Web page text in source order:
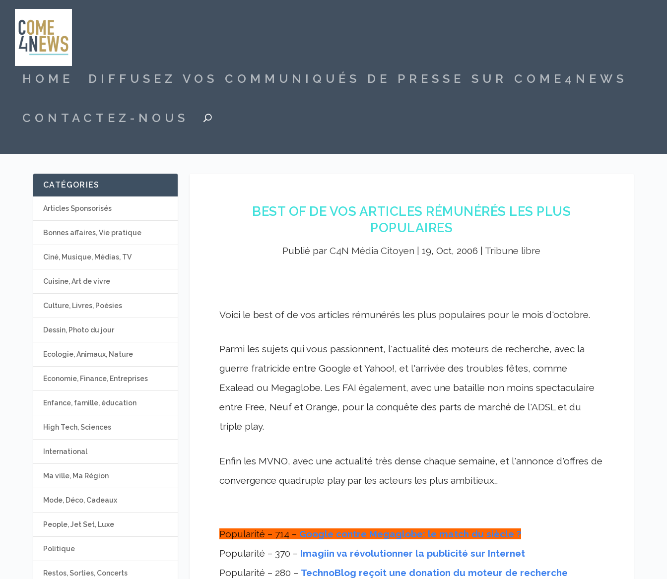
HOME DIFFUSEZ VOS COMMUNIQUÉS DE PRESSE SUR COME4NEWS
CONTACTEZ-NOUS
BEST OF DE VOS ARTICLES RÉMUNÉRÉS LES PLUS
POPULAIRES
Publié parC4N Média Citoyen |19, Oct, 2006 Tribune libre
Voici le best of de vos articles rémunérés les plus populaires pour le mois d'octobre.
Parmi les sujets qui vous passionnent, l'actualité des moteurs de recherche, avec la
guerre fratricide entre Google et Yahoo!, et l'arrivée des troubles fêtes, comme
Exalead ou Megaglobe. Les FAI également, avec une bataille non moins spectaculaire
entre Free, Neuf et Orange, pour la conquête des parts de marché de l'ADSL et du
triple play.
Enfin les MVNO, avec une actualité très dense chaque semaine, et l'annonce d'offres de
convergence quadruple play par les acteurs les plus ambitieux…
Popularité – 714 – Google contre Megaglobe: le match du siècle ?
Popularité – 370 – Imagiin va révolutionner la publicité sur Internet
Popularité – 280 – TechnoBlog reçoit une donation du moteur de recherche
CATÉGORIES
Articles Sponsorisés
Bonnes affaires, Vie pratique
Ciné, Musique, Médias, TV
Cuisine, Art de vivre
Culture, Livres, Poésies
Dessin, Photo du jour
Ecologie, Animaux, Nature
Economie, Finance, Entreprises
Enfance, famille, éducation
High Tech, Sciences
International
Ma ville, Ma Région
Mode, Déco, Cadeaux
People, Jet Set, Luxe
Politique
Restos, Sorties, Concerts